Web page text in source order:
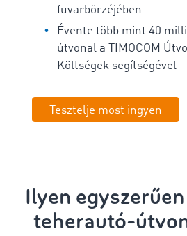
fuvarbörzéjében
Évente több mint 40
útvonal a TIMOCOM
Költségek segítségével
Tesztelje most ingyen
Ilyen
teherautó-